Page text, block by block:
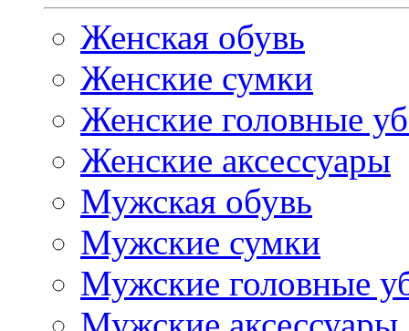
Женская обувь
Женские сумки
Женские головные
Женские аксессуары
Мужская обувь
Мужские сумки
Мужские головные